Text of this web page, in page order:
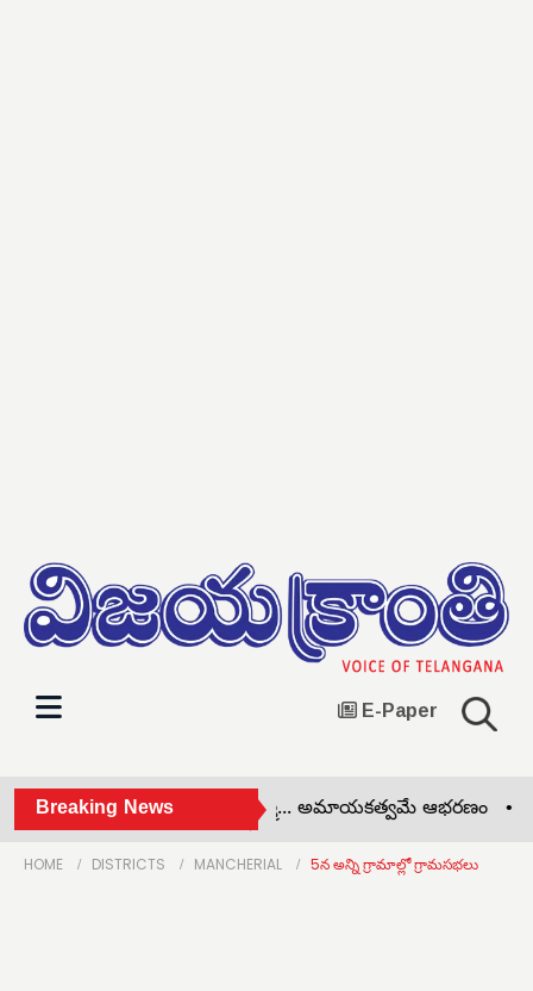
E-Paper
Breaking News
ఆదివాసులకు అడవి యే అమ్మ... అమాయకత్వమే ఆభరణం •
HOME DISTRICTS MANCHERIAL 5న అన్ని గ్రామాల్లో గ్రామసభలు